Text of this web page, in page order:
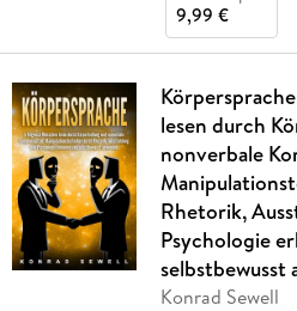
9,99 €
lesen durch
nonverbale
Rhetorik,
Psychologie
selbstbewusst
Konrad Sewell